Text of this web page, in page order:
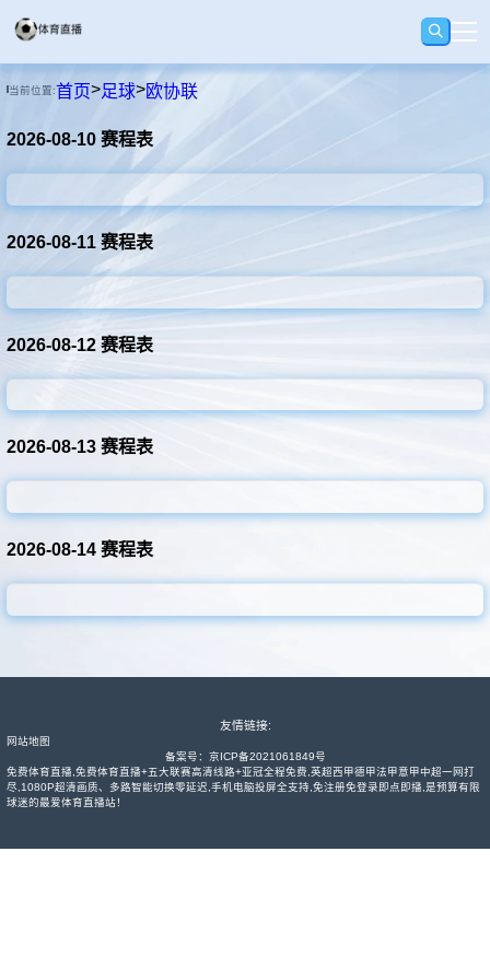
足球
录播
集锦
其他赛事
当前位置:首页>足球>欧协联
2026-08-10 赛程表
2026-08-11 赛程表
2026-08-12 赛程表
2026-08-13 赛程表
2026-08-14 赛程表
友情链接:
网站地图
备案号： 京ICP备2021061849号
免费体育直播,免费体育直播+五大联赛高清线路+亚冠全程免费,英超西甲德甲法甲意甲中超一网打
尽,1080P超清画质、多路智能切换零延迟,手机电脑投屏全支持,免注册免登录即点即播,是预算有限
球迷的最爱体育直播站！